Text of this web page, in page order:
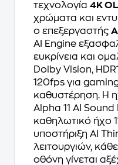
τεχνολογία 4K
χρώματα και
ο επεξεργαστής
AI Engine
ευκρίνεια και
Dolby Vision,
120fps για gaming
καθυστέρηση. Η
Alpha 11 AI Sound
καθηλωτικό ήχο
υποστήριξη AI
λειτουργιών,
οθόνη γίνεται